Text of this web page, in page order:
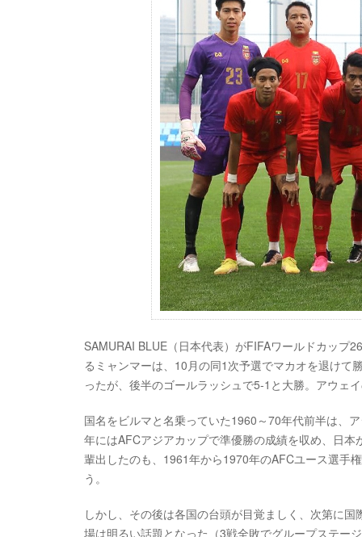
SAMURAI BLUE（日本代表）がFIFAワールドカップ
るミャンマーは、10月の同1次予選でマカオを退け
ったが、後半のゴールラッシュで5-1と大勝。アウェ
国名をビルマと名乗っていた1960～70年代前半は、
年にはAFCアジアカップで準優勝の成績を収め、日
輩出したのも、1961年から1970年のAFCユース選手
う。
しかし、その後は各国の台頭が目覚ましく、次第に
場は明るい話題となった（3戦全敗でグループステー